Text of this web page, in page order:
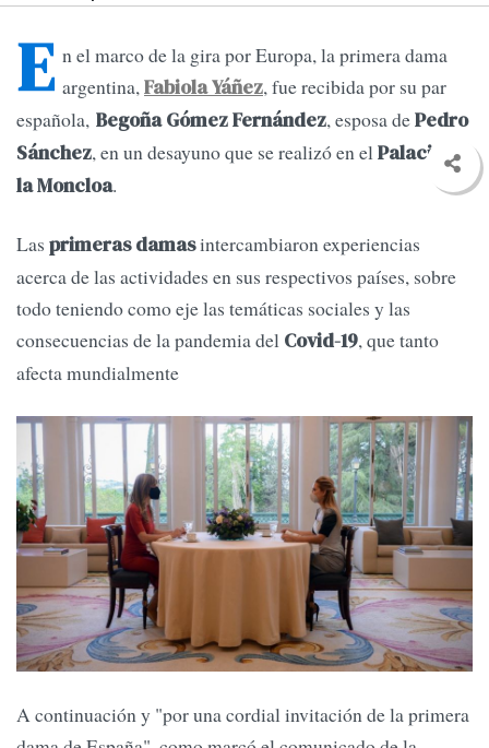
E n el marco de la gira por Europa, la primera dama
argentina,Fabiola Yáñez, fue recibida por su par
española, Begoña Gómez Fernández, esposa dePedro
Sánchez, en un desayuno que se realizó en elPalacio de
la Moncloa.
Las primeras damasintercambiaron experiencias
acerca de las actividades en sus respectivos países, sobre
todo teniendo como eje las temáticas sociales y las
consecuencias de la pandemia del Covid-19, que tanto
afecta mundialmente
A continuación y "por una cordial invitación de la primera